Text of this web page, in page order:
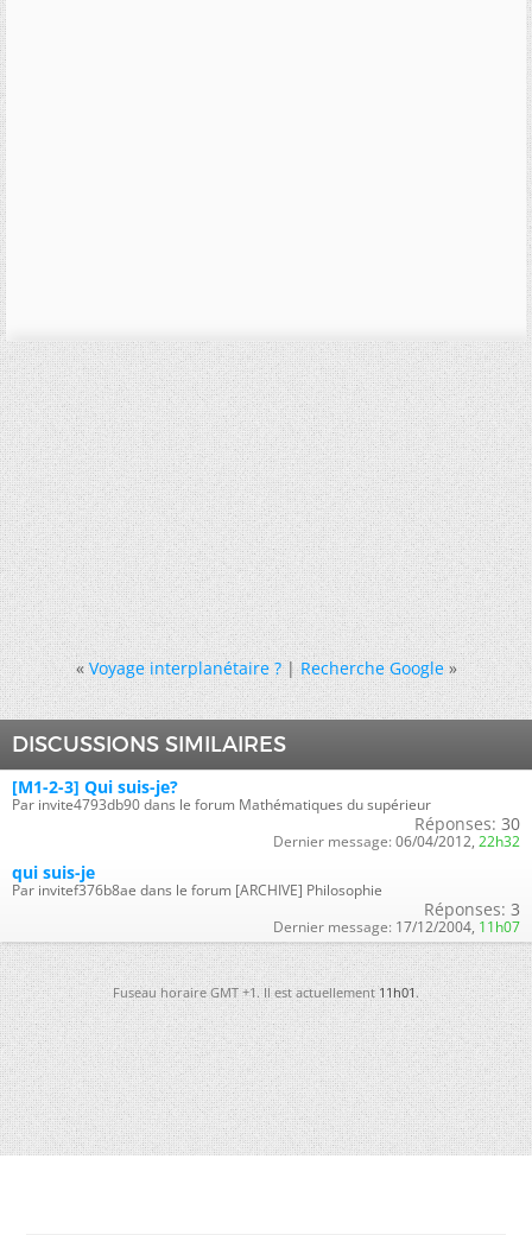
« Voyage interplanétaire ?|Recherche Google »
DISCUSSIONS SIMILAIRES
[M1-2-3] Qui suis-je?
Par invite4793db90 dans le forum Mathématiques du supérieur
Réponses: 30
Dernier message: 06/04/2012, 22h32
qui suis-je
Par invitef376b8ae dans le forum [ARCHIVE] Philosophie
Réponses: 3
Dernier message: 17/12/2004, 11h07
Fuseau horaire GMT +1. Il est actuellement11h01.